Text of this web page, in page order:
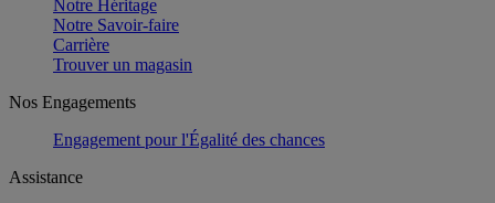
Notre Héritage
Notre Savoir-faire
Carrière
Trouver un magasin
Nos Engagements
Engagement pour l'Égalité des chances
Assistance